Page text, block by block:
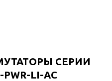
СЕРИИ
PWR-LI-AC